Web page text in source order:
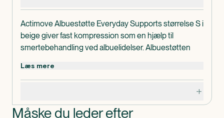
Actimove Albuestøtte Everyday Supports størrelse S i
beige giver fast kompression som en hjælp til
smertebehandling ved albuelidelser. Albuestøtten
overbelastnings- eller repetitiv belastningssyndromer
og kroniske albuesmerter.
garn giver vedvarende komfort.
Læs mere
Måske du leder efter